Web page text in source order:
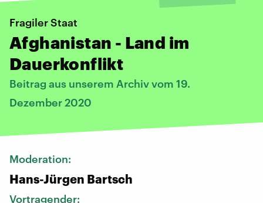
Fragiler Staat
Afghanistan - Land im
Dauerkonflikt
Beitrag aus unserem Archiv vom 19.
Dezember 2020
Moderation:
Hans-Jürgen Bartsch
Vortragender: